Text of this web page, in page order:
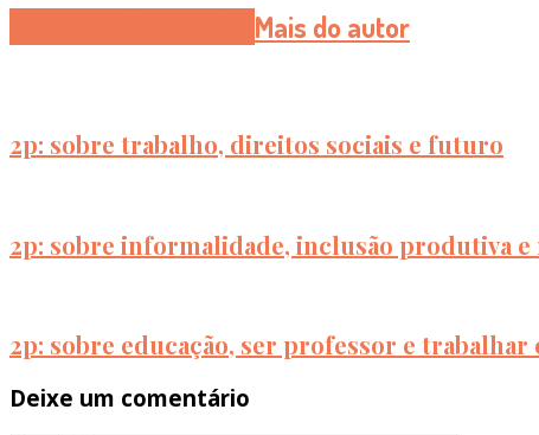
Mais do autor
2p: sobre trabalho, direitos sociais e futuro
2p: sobre informalidade, inclusão produtiva
2p: sobre educação, ser professor e trabalhar
Deixe um comentário